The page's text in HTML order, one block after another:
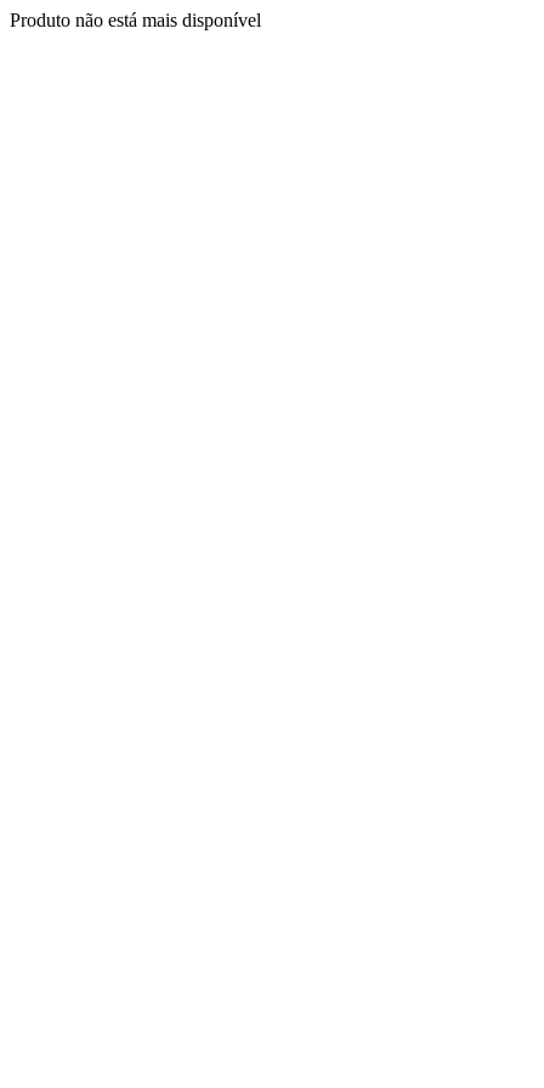
Produto não está mais disponível